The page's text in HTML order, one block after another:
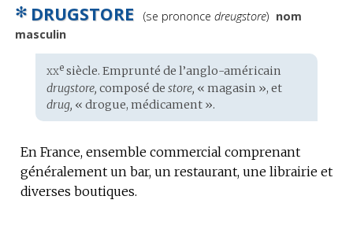
✻ DRUGSTORE
Prononciation
(se prononce dreugstore) nom
masculin
Étymologie
:
xxesiècle. Emprunté de l’anglo-américain
drugstore, composé de store, « magasin », et
drug, « drogue, médicament ».
En France, ensemble commercial comprenant
généralement un bar, un restaurant, une librairie et
diverses boutiques.